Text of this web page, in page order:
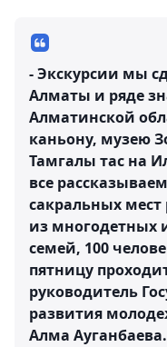
- Экскурсии мы
Алматы и ряде
Алматинской
каньону, музею
Тамгалы тас на
все
сакральных
из многодетных
семей, 100
пятницу
руководитель
развития
Алма Ауганбаева.